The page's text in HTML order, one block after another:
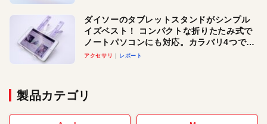
ダイソーのタブレットスタンドがシンプル
イズベスト！ コンパクトな折りたたみ式で
ノートパソコンにも対応。カラバリ4つで選
べる楽しさも
アクセサリ レポート
製品カテゴリ